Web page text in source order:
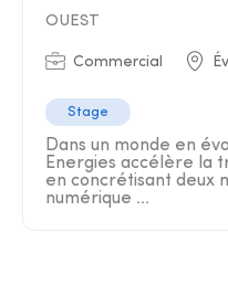
OUEST
Commercial
Stage
Dans un monde en
Energies accélère la
en concrétisant deux
numérique ...